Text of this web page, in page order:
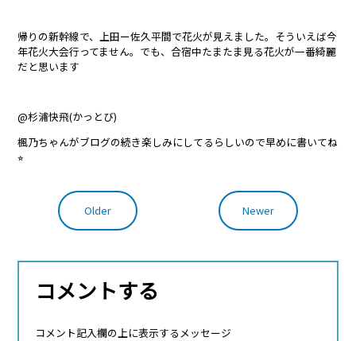
帰りの新幹線で、上田ー佐久平間で花火が見えました。そういえば今
年花火大会行ってません。でも、合宿中たまたま見る花火が一番綺麗
だと思います
@杉浦快飛(かっとび)
楓乃ちゃんがブログの続き楽しみにしてるらしいので早めに書いてね
⭐︎
Older Newer
コメントする
コメント記入欄の上に表示するメッセージ